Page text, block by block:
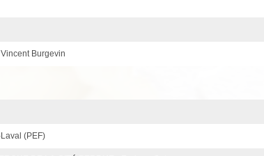
Burgevin
(PEF)